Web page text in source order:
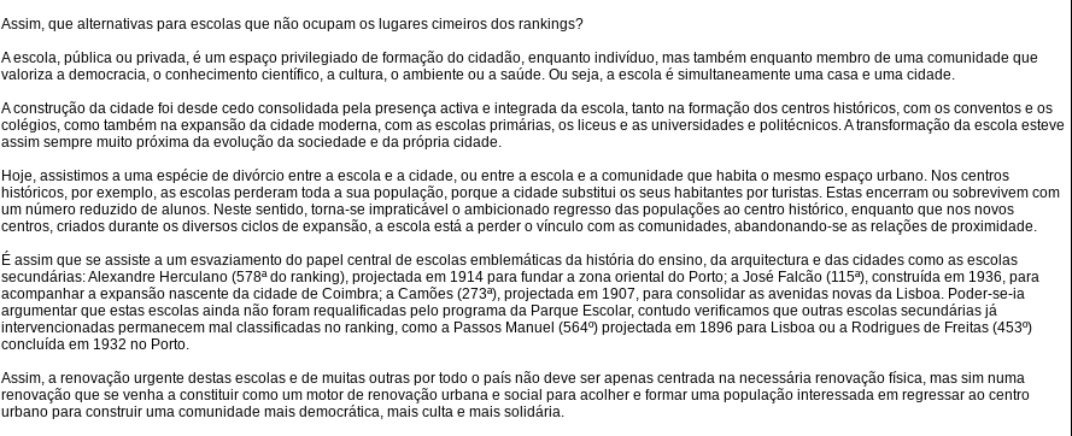
Assim, que alternativas para escolas que não ocupam os lugares cimeiros dos rankings?
A escola, pública ou privada, é um espaço privilegiado de formação do cidadão, enquanto indivíduo, mas também enquanto membro de uma comunidade que
valoriza a democracia, o conhecimento científico, a cultura, o ambiente ou a saúde. Ou seja, a escola é simultaneamente uma casa e uma cidade.
A construção da cidade foi desde cedo consolidada pela presença activa e integrada da escola, tanto na formação dos centros históricos, com os conventos e os
colégios, como também na expansão da cidade moderna, com as escolas primárias, os liceus e as universidades e politécnicos. A transformação da escola esteve
assim sempre muito próxima da evolução da sociedade e da própria cidade.
Hoje, assistimos a uma espécie de divórcio entre a escola e a cidade, ou entre a escola e a comunidade que habita o mesmo espaço urbano. Nos centros
históricos, por exemplo, as escolas perderam toda a sua população, porque a cidade substitui os seus habitantes por turistas. Estas encerram ou sobrevivem com
um número reduzido de alunos. Neste sentido, torna-se impraticável o ambicionado regresso das populações ao centro histórico, enquanto que nos novos
centros, criados durante os diversos ciclos de expansão, a escola está a perder o vínculo com as comunidades, abandonando-se as relações de proximidade.
É assim que se assiste a um esvaziamento do papel central de escolas emblemáticas da história do ensino, da arquitectura e das cidades como as escolas
secundárias: Alexandre Herculano (578ª do ranking), projectada em 1914 para fundar a zona oriental do Porto; a José Falcão (115ª), construída em 1936, para
acompanhar a expansão nascente da cidade de Coimbra; a Camões (273ª), projectada em 1907, para consolidar as avenidas novas da Lisboa. Poder-se-ia
argumentar que estas escolas ainda não foram requalificadas pelo programa da Parque Escolar, contudo verificamos que outras escolas secundárias já
intervencionadas permanecem mal classificadas no ranking, como a Passos Manuel (564º) projectada em 1896 para Lisboa ou a Rodrigues de Freitas (453º)
concluída em 1932 no Porto.
Assim, a renovação urgente destas escolas e de muitas outras por todo o país não deve ser apenas centrada na necessária renovação física, mas sim numa
renovação que se venha a constituir como um motor de renovação urbana e social para acolher e formar uma população interessada em regressar ao centro
urbano para construir uma comunidade mais democrática, mais culta e mais solidária.